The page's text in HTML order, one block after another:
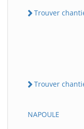
Trouver
Trouver
NAPOULE